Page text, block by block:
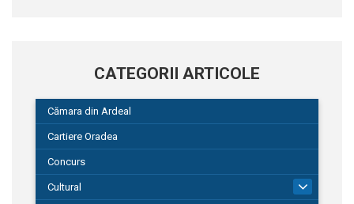
CATEGORII ARTICOLE
Cămara din Ardeal
Cartiere Oradea
Concurs
Cultural